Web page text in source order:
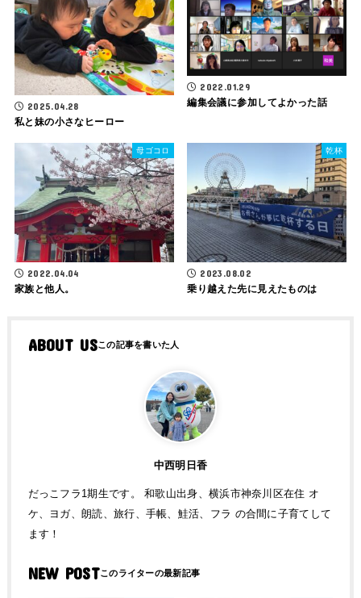
2025.04.28
私と妹の小さなヒーロー
2022.01.29
編集会議に参加してよかった話
母ゴコロ
2022.04.04
家族と他人。
乾杯
2023.08.02
乗り越えた先に見えたものは
ABOUT US
中西明日香
だっこフラ1期生です。 和歌山出身、横浜市神奈川区在住 オ
ケ、ヨガ、朗読、旅行、手帳、鮭活、フラ の合間に子育てして
ます！
NEW POST